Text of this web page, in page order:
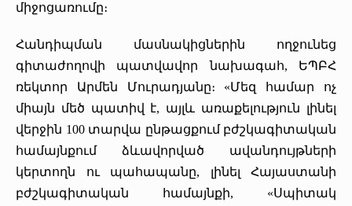
միջոցառումը։
Հանդիպման մասնակիցներին ողջունեց
գիտաժողովի պատվավոր նախագահ, ԵՊԲՀ
ռեկտոր Արմեն Մուրադյանը։ «Մեզ համար ոչ
միայն մեծ պատիվ է, այլև առաքելություն լինել
վերջին 100 տարվա ընթացքում բժշկագիտական
համայնքում ձևավորված ավանդույթների
կերտողն ու պահապանը, լինել Հայաստանի
բժշկագիտական համայնքի, «Սպիտակ